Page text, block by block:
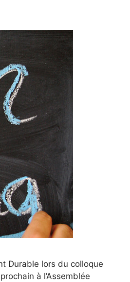
Durable lors du colloque
à l’Assemblée